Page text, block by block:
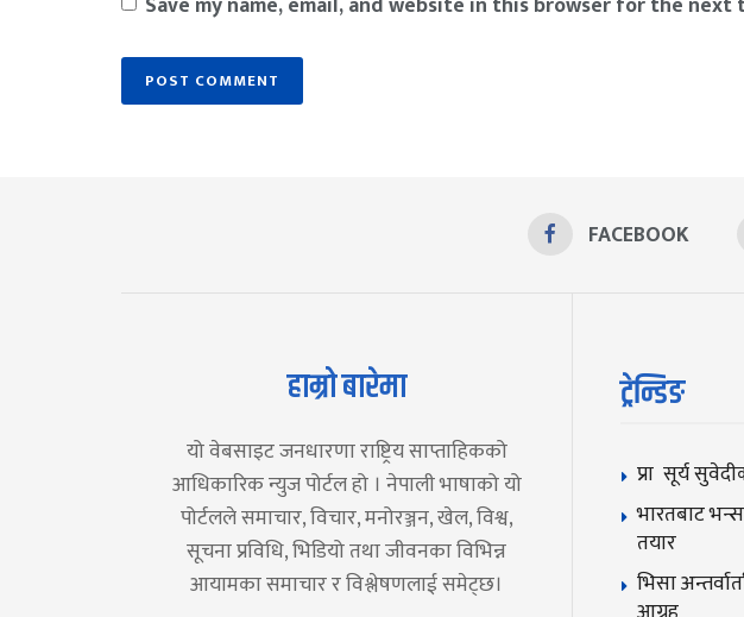
FACEBOOK
हाम्रो बारेमा
यो वेबसाइट जनधारणा राष्ट्रिय साप्ताहिकको
आधिकारिक न्युज पोर्टल हो । नेपाली भाषाको यो
पोर्टलले समाचार, विचार, मनोरञ्जन, खेल, विश्व,
सूचना प्रविधि, भिडियो तथा जीवनका विभिन्न
आयामका समाचार र विश्लेषणलाई समेट्छ।
ट्रेन्डिङ
प्रा सूर्य
भारतबाट
तयार
भिसा